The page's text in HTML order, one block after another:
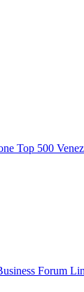
Top 500
Forum